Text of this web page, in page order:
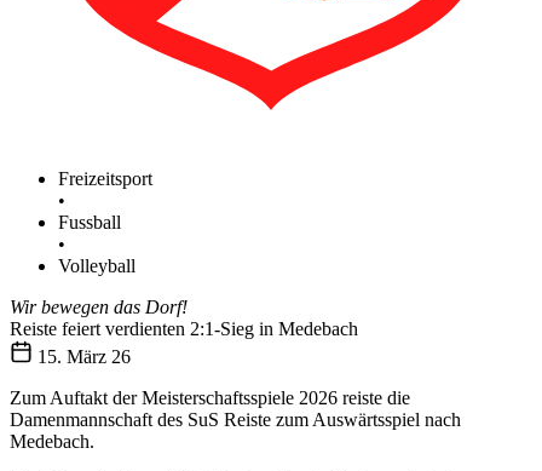
Freizeitsport
•
Fussball
•
Volleyball
Wir bewegen das Dorf!
Reiste feiert verdienten 2:1-Sieg in Medebach
15. März 26
Zum Auftakt der Meisterschaftsspiele 2026 reiste die
Damenmannschaft des SuS Reiste zum Auswärtsspiel nach
Medebach.